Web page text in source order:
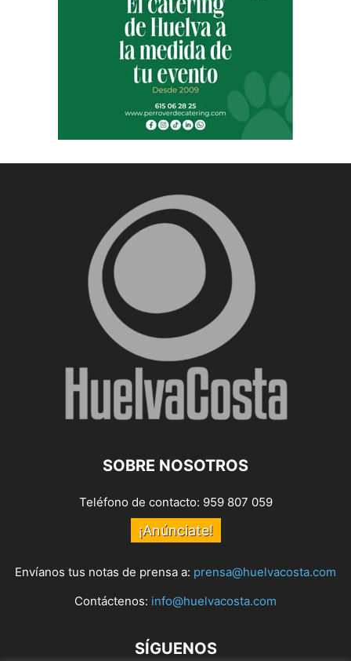
SOBRE NOSOTROS
Teléfono de contacto: 959 807 059
¡Anúnciate!
Envíanos tus notas de prensa a: prensa@huelvacosta.com
Contáctenos: info@huelvacosta.com
SÍGUENOS